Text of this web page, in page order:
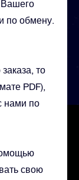
Вашего
по обмену.
то
PDF),
нами по
свою